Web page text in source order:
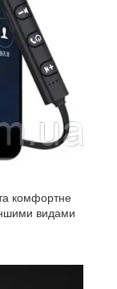
комфортне
видами